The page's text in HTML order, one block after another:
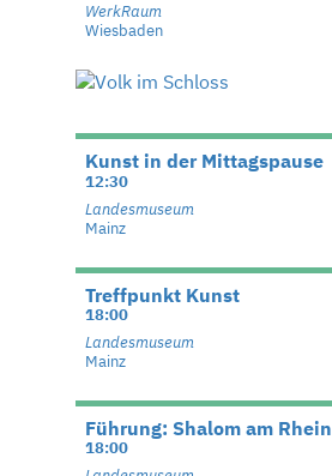
WerkRaum
Wiesbaden
Kunst in der Mittagspause
12:30
Landesmuseum
Mainz
Treffpunkt Kunst
18:00
Landesmuseum
Mainz
Führung: Shalom am Rhein
18:00